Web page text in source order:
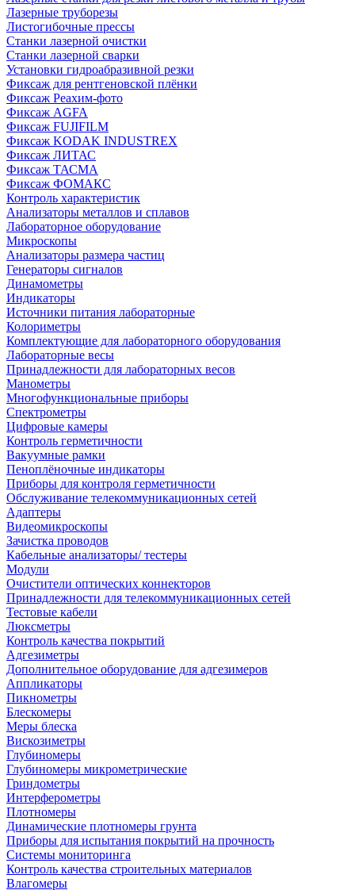
Лазерные труборезы
Листогибочные прессы
Станки лазерной очистки
Станки лазерной сварки
Установки гидроабразивной резки
Фиксаж для рентгеновской плёнки
Фиксаж Реахим-фото
Фиксаж AGFA
Фиксаж FUJIFILM
Фиксаж KODAK INDUSTREX
Фиксаж ЛИТАС
Фиксаж ТАСМА
Фиксаж ФОМАКС
Контроль характеристик
Анализаторы металлов и сплавов
Лабораторное оборудование
Микроскопы
Анализаторы размера частиц
Генераторы сигналов
Динамометры
Индикаторы
Источники питания лабораторные
Колориметры
Комплектующие для лабораторного оборудования
Лабораторные весы
Принадлежности для лабораторных весов
Манометры
Многофункциональные приборы
Спектрометры
Цифровые камеры
Контроль герметичности
Вакуумные рамки
Пеноплёночные индикаторы
Приборы для контроля герметичности
Обслуживание телекоммуникационных сетей
Адаптеры
Видеомикроскопы
Зачистка проводов
Кабельные анализаторы/ тестеры
Модули
Очистители оптических коннекторов
Принадлежности для телекоммуникационных сетей
Тестовые кабели
Люксметры
Контроль качества покрытий
Адгезиметры
Дополнительное оборудование для адгезимеров
Аппликаторы
Пикнометры
Блескомеры
Меры блеска
Вискозиметры
Глубиномеры
Глубиномеры микрометрические
Гриндометры
Интерферометры
Плотномеры
Динамические плотномеры грунта
Приборы для испытания покрытий на прочность
Системы мониторинга
Контроль качества строительных материалов
Влагомеры